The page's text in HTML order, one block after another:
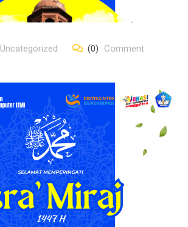
Uncategorized (0) Comment